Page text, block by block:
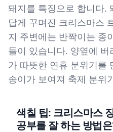
돼지를 특징으로 합니다.
답게 꾸며진 크리스마스
지 주변에는 반짝이는 종
들이 있습니다. 양옆에
가 따뜻한 연휴 분위기를
송이가 보여져 축제 분위
색칠 팁: 크리스마스
공부를 잘 하는 방법